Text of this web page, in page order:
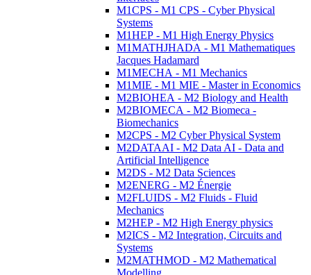
M1CPS - M1 CPS - Cyber Physical
Systems
M1HEP - M1 High Energy Physics
M1MATHJHADA - M1 Mathematiques
Jacques Hadamard
M1MECHA - M1 Mechanics
M1MIE - M1 MIE - Master in Economics
M2BIOHEA - M2 Biology and Health
M2BIOMECA - M2 Biomeca -
Biomechanics
M2CPS - M2 Cyber Physical System
M2DATAAI - M2 Data AI - Data and
Artificial Intelligence
M2DS - M2 Data Sciences
M2ENERG - M2 Énergie
M2FLUIDS - M2 Fluids - Fluid
Mechanics
M2HEP - M2 High Energy physics
M2ICS - M2 Integration, Circuits and
Systems
M2MATHMOD - M2 Mathematical
Modelling